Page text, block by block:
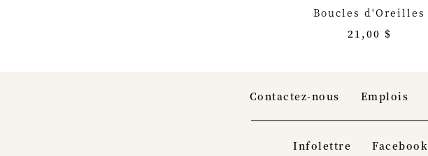
Boucles d'Oreilles
21,00 $
Contactez-nous Emplois
Infolettre Facebook